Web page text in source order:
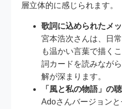
層立体的に感じられます。
歌詞に込められたメ
宮本浩次さんは、日
も温かい言葉で描く
詞カードを読みなが
解が深まります。
「風と私の物語」の
Adoさんバージョン